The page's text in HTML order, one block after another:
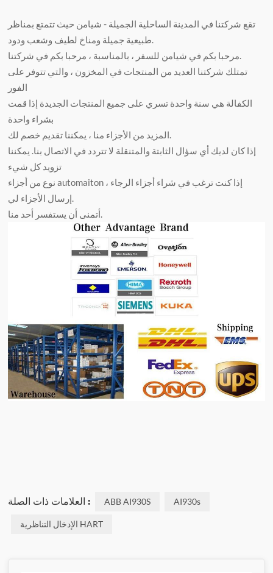
تقع شركتنا في المدينة الساحلية الجميلة - شيامن حيث تتمتع بمناظر
طبيعية جميلة ومناخ لطيف وشعب ودود.
مرحبا بكم في شيامن للسفر ، بالمناسبة ، مرحبا بكم في شركتنا.
تمتلك شركتنا العديد من المنتجات في المخزون ، والتي تتوفر على
الفور
الكفالة هي سنة واحدة تسري على جميع المنتجات الجديدة إذا قمت
بشراء واحدة
المزيد من الأجزاء منا ، يمكننا تقديم خصم لك.
إذا كان لديك أي سؤال الثابتة والمتنقلة لا تتردد في الاتصال بنا. يمكننا
تزويد كل شيء
نوع من أجزاء automaiton ، إذا كنت ترغب في شراء أجزاء الرجاء
إرسال الأجزاء لي.
أتمنى أن يستفسر أحد منا.
العلامات ذات الصلة : ABB AI930S AI930s
الإدخال التناظرية HART